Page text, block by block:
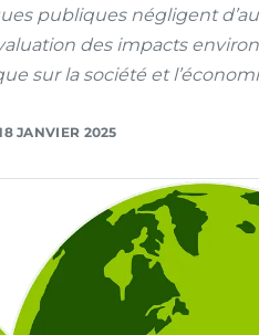
publiques négligent
des impacts
sur la société et
JANVIER 2025